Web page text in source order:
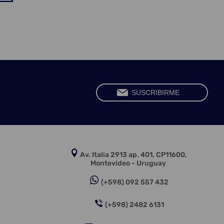
Av. Italia 2913 ap. 401, CP11600,
Montevideo - Uruguay
(+598) 092 557 432
(+598) 2482 6131